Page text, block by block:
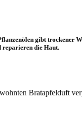
gibt trockener
reparieren die Haut.
Bratapfelduft